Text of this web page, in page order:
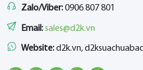
Zalo/Viber:0906 807 801
Email:sales@d2k.vn
Website:d2k.vn,